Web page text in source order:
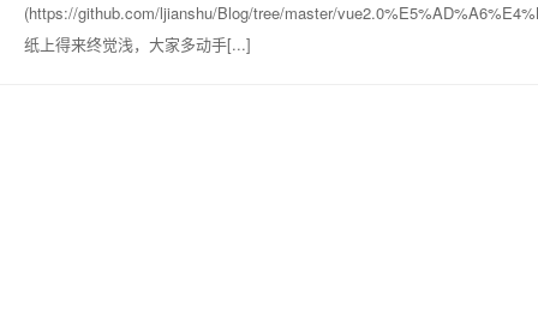
(https://github.com/ljianshu/Blog/tree/master/
纸上得来终觉浅，大家多动手[...]